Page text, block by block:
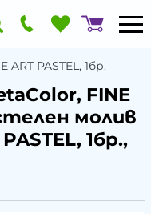
PASTEL, 1бр.
FINE
молив
1бр.,